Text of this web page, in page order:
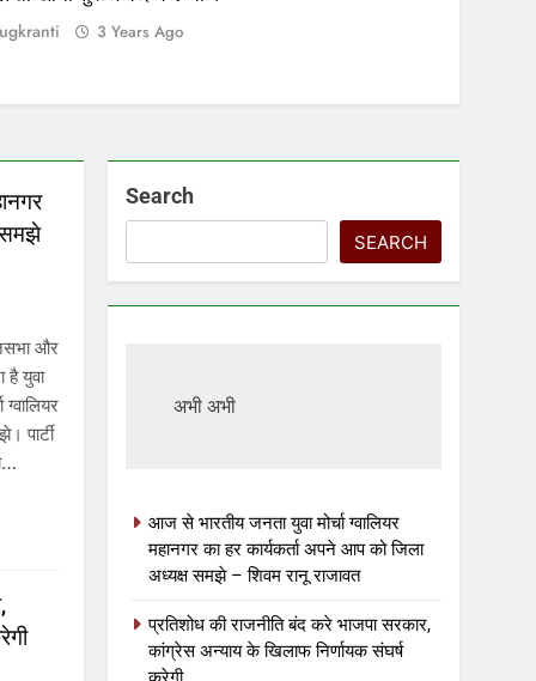
3 Years Ago
समझे
और
है युवा
पार्टी
Search
SEARCH
अभी अभी
आज से भारतीय जनता युवा मोर्चा ग्वालियर
महानगर का हर कार्यकर्ता अपने आप को जिला
अध्यक्ष समझे – शिवम रानू राजावत
प्रतिशोध की राजनीति बंद करे भाजपा सरकार,
कांग्रेस अन्याय के खिलाफ निर्णायक संघर्ष